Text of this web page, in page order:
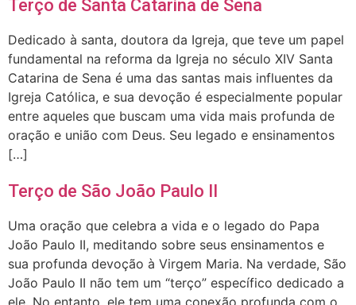
Terço de Santa Catarina de Sena
Dedicado à santa, doutora da Igreja, que teve um papel
fundamental na reforma da Igreja no século XIV Santa
Catarina de Sena é uma das santas mais influentes da
Igreja Católica, e sua devoção é especialmente popular
entre aqueles que buscam uma vida mais profunda de
oração e união com Deus. Seu legado e ensinamentos
[…]
Terço de São João Paulo II
Uma oração que celebra a vida e o legado do Papa
João Paulo II, meditando sobre seus ensinamentos e
sua profunda devoção à Virgem Maria. Na verdade, São
João Paulo II não tem um “terço” específico dedicado a